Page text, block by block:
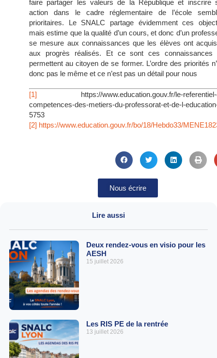
faire partager les valeurs de la République et inscrire
action dans le cadre réglementaire de l’école
prioritaires. Le SNALC partage évidemment ces
mais estime que la qualité d’un cours, et donc d’un
se mesure aux connaissances que les élèves ont
aux progrès réalisés. Et ce sont ces connaissances
permettent au citoyen de se former. L’ordre des priorités
donc pas le même et ce n’est pas un détail pour nous
[1] https://www.education.gouv.fr/le-referentiel-
competences-des-metiers-du-professorat-et-de-l-
5753
[2] https://www.education.gouv.fr/bo/18/Hebdo33/
Nous écrire
Lire aussi
Deux rendez-vous en visio pour les
AESH
15 juillet 2026
Les RIS PE de la rentrée
13 juillet 2026